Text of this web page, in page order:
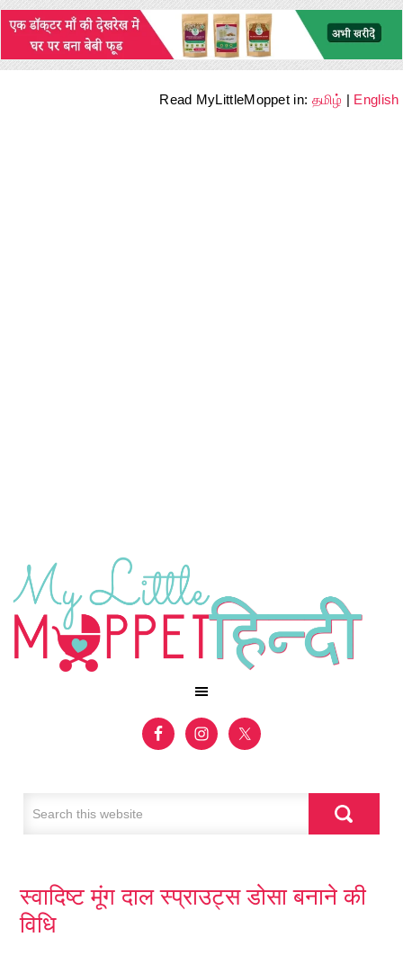
Read MyLittleMoppet in: தமிழ் | English
स्वादिष्ट मूंग दाल स्प्राउट्स डोसा बनाने की
विधि